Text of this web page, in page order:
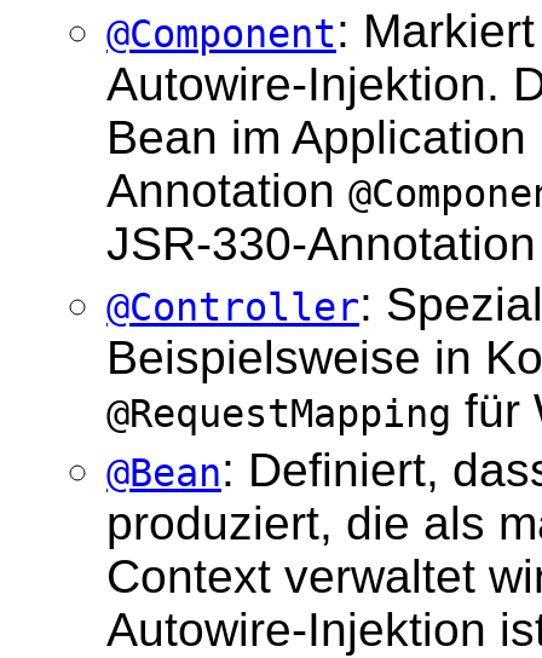
@Component:
Autowire-Injektion.
Bean im
Annotation
JSR-330-
@Controller:
Beispielsweise in
@RequestMapping für
@Bean: Definiert,
produziert, die als
Context verwaltet
Autowire-Injektion